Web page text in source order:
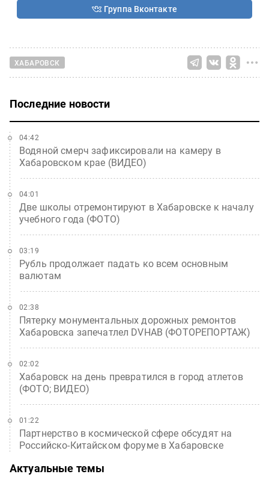
Группа Вконтакте
ХАБАРОВСК
Последние новости
Водяной смерч зафиксировали на камеру в
Хабаровском крае (ВИДЕО)
04:42
Две школы отремонтируют в Хабаровске к началу
учебного года (ФОТО)
04:01
Рубль продолжает падать ко всем основным
валютам
03:19
Пятерку монументальных дорожных ремонтов
Хабаровска запечатлел DVHAB (ФОТОРЕПОРТАЖ)
02:38
Хабаровск на день превратился в город атлетов
(ФОТО; ВИДЕО)
02:02
Партнерство в космической сфере обсудят на
Российско-Китайском форуме в Хабаровске
01:22
Актуальные темы